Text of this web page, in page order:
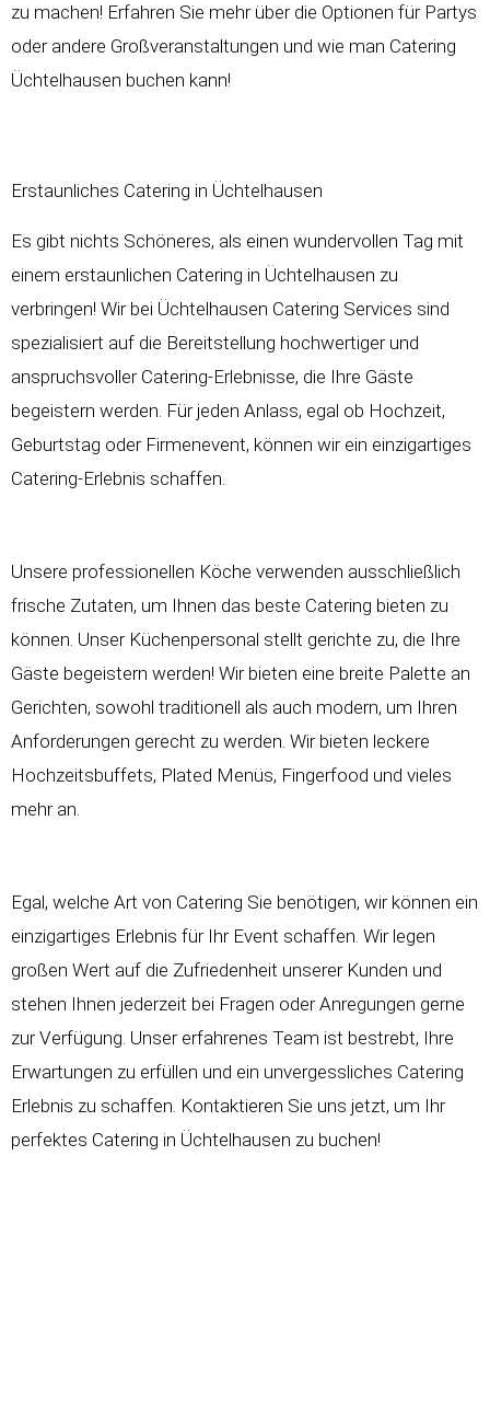
zu machen! Erfahren Sie mehr über die Optionen für Partys
oder andere Großveranstaltungen und wie man Catering
Üchtelhausen buchen kann!
Erstaunliches Catering in Üchtelhausen
Es gibt nichts Schöneres, als einen wundervollen Tag mit
einem erstaunlichen Catering in Üchtelhausen zu
verbringen! Wir bei Üchtelhausen Catering Services sind
spezialisiert auf die Bereitstellung hochwertiger und
anspruchsvoller Catering-Erlebnisse, die Ihre Gäste
begeistern werden. Für jeden Anlass, egal ob Hochzeit,
Geburtstag oder Firmenevent, können wir ein einzigartiges
Catering-Erlebnis schaffen.
Unsere professionellen Köche verwenden ausschließlich
frische Zutaten, um Ihnen das beste Catering bieten zu
können. Unser Küchenpersonal stellt gerichte zu, die Ihre
Gäste begeistern werden! Wir bieten eine breite Palette an
Gerichten, sowohl traditionell als auch modern, um Ihren
Anforderungen gerecht zu werden. Wir bieten leckere
Hochzeitsbuffets, Plated Menüs, Fingerfood und vieles
mehr an.
Egal, welche Art von Catering Sie benötigen, wir können ein
einzigartiges Erlebnis für Ihr Event schaffen. Wir legen
großen Wert auf die Zufriedenheit unserer Kunden und
stehen Ihnen jederzeit bei Fragen oder Anregungen gerne
zur Verfügung. Unser erfahrenes Team ist bestrebt, Ihre
Erwartungen zu erfüllen und ein unvergessliches Catering
Erlebnis zu schaffen. Kontaktieren Sie uns jetzt, um Ihr
perfektes Catering in Üchtelhausen zu buchen!